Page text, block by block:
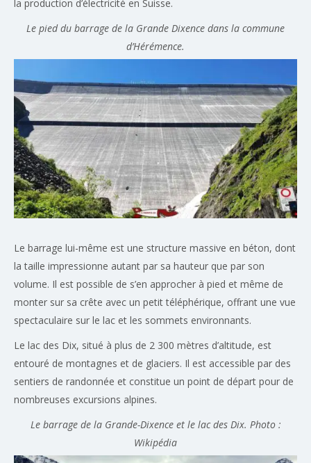
la production d’électricité en Suisse.
Le pied du barrage de la Grande Dixence dans la commune
d’Hérémence.
Le barrage lui-même est une structure massive en béton, dont
la taille impressionne autant par sa hauteur que par son
volume. Il est possible de s’en approcher à pied et même de
monter sur sa crête avec un petit téléphérique, offrant une vue
spectaculaire sur le lac et les sommets environnants.
Le lac des Dix, situé à plus de 2 300 mètres d’altitude, est
entouré de montagnes et de glaciers. Il est accessible par des
sentiers de randonnée et constitue un point de départ pour de
nombreuses excursions alpines.
Le barrage de la Grande-Dixence et le lac des Dix. Photo :
Wikipédia